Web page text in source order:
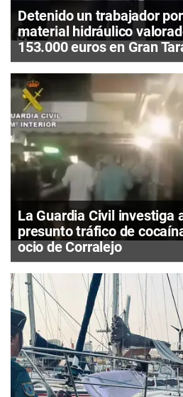
Detenido un trabajador
material hidráulico
153.000 euros en Gran
La Guardia Civil investiga
presunto tráfico de
ocio de Corralejo